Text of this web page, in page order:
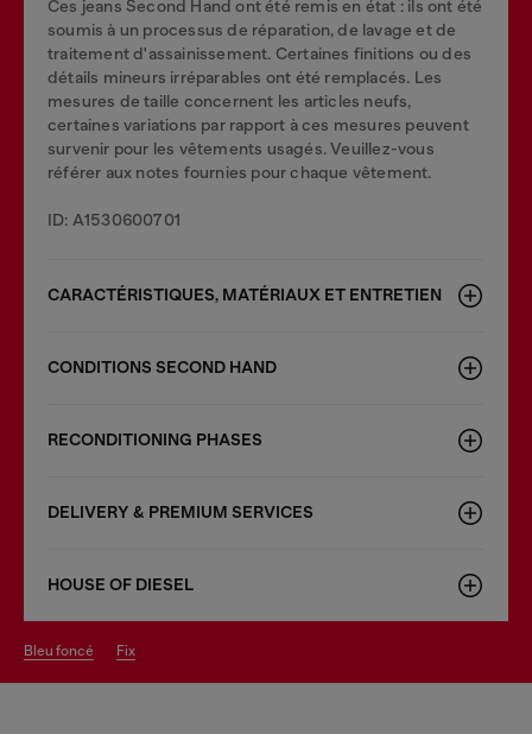
Ces jeans Second Hand ont été remis en état : ils ont été
soumis à un processus de réparation, de lavage et de
traitement d'assainissement. Certaines finitions ou des
détails mineurs irréparables ont été remplacés. Les
mesures de taille concernent les articles neufs,
certaines variations par rapport à ces mesures peuvent
survenir pour les vêtements usagés. Veuillez-vous
référer aux notes fournies pour chaque vêtement.
ID: A1530600701
CARACTÉRISTIQUES, MATÉRIAUX ET ENTRETIEN
CONDITIONS SECOND HAND
RECONDITIONING PHASES
DELIVERY & PREMIUM SERVICES
HOUSE OF DIESEL
bleu foncé fix